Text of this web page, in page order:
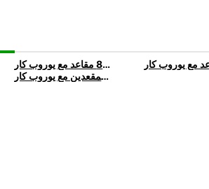
تأجير سيارة 8 مقاعد | استأجر سيارة 8 مقاعد مع يوروب كار
تأجير سيارة ذات مقعدين | استئجار سيارة بمقعدين مع يوروب كار